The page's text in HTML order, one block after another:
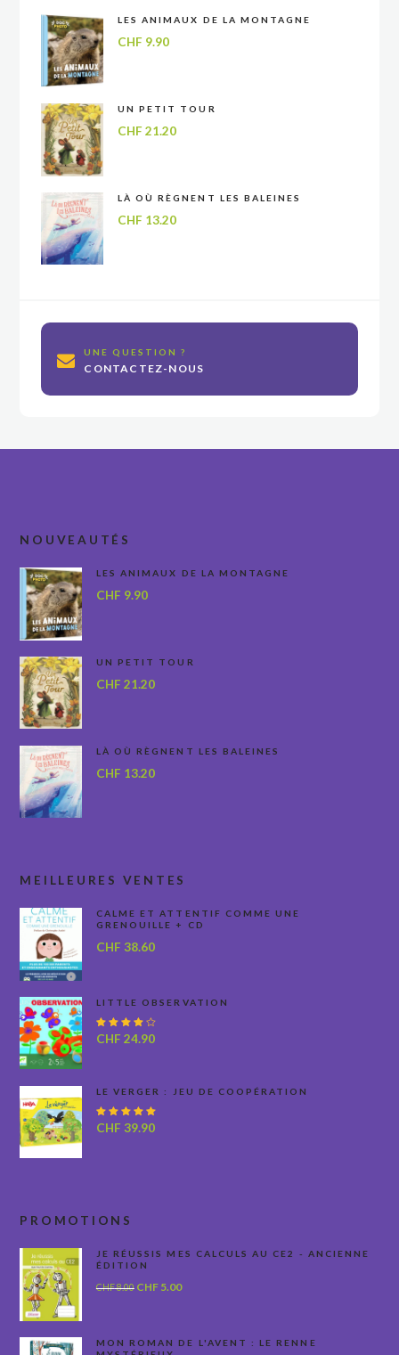
LES ANIMAUX DE LA MONTAGNE
CHF9.90
UN PETIT TOUR
CHF21.20
LÀ OÙ RÈGNENT LES BALEINES
CHF13.20
UNE QUESTION ?
CONTACTEZ-NOUS
NOUVEAUTÉS
LES ANIMAUX DE LA MONTAGNE
CHF 9.90
UN PETIT TOUR
CHF 21.20
LÀ OÙ RÈGNENT LES BALEINES
CHF 13.20
MEILLEURES VENTES
CALME ET ATTENTIF COMME UNE
GRENOUILLE + CD
CHF 38.60
LITTLE OBSERVATION
Note
CHF 24.90
LE VERGER : JEU DE COOPÉRATION
Note
CHF 39.90
PROMOTIONS
JE RÉUSSIS MES CALCULS AU CE2 - ANCIENNE
ÉDITION
CHF8.00 Le
était :
CHF5.00Le
est :
MON ROMAN DE L'AVENT : LE RENNE